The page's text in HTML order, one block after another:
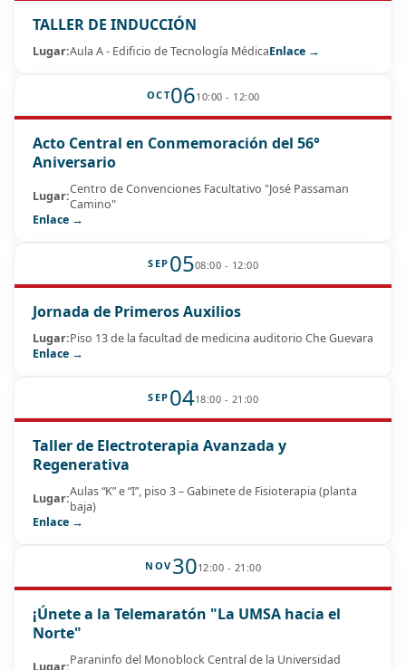
TALLER DE INDUCCIÓN
Lugar:Aula A - Edificio de Tecnología MédicaEnlace →
OCT0610:00 - 12:00
Acto Central en Conmemoración del 56°
Aniversario
Lugar:Centro de Convenciones Facultativo "José Passaman
Camino"
Enlace →
SEP 0508:00 - 12:00
Jornada de Primeros Auxilios
Lugar:Piso 13 de la facultad de medicina auditorio Che Guevara
Enlace →
SEP 0418:00 - 21:00
Taller de Electroterapia Avanzada y
Regenerativa
Lugar:Aulas “K” e “I”, piso 3 – Gabinete de Fisioterapia (planta
baja)
Enlace →
NOV 3012:00 - 21:00
¡Únete a la Telemaratón "La UMSA hacia el
Norte"
Paraninfo del Monoblock Central de la Universidad